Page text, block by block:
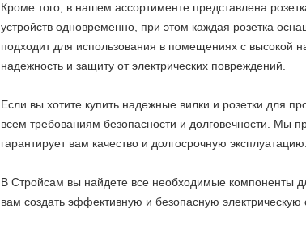
Кроме того, в нашем ассортименте представлена
устройств одновременно, при этом каждая розетка
подходит для использования в помещениях с высокой
надежность и защиту от электрических повреждений.
Если вы хотите купить надежные вилки и розетки для
всем требованиям безопасности и долговечности. Мы
гарантирует вам качество и долгосрочную эксплуатацию.
В Стройсам вы найдете все необходимые компоненты
вам создать эффективную и безопасную